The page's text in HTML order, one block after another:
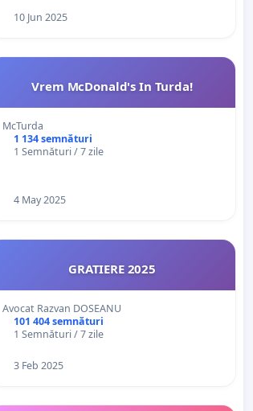
10 Jun 2025
Vrem McDonald's In Turda!
McTurda
1 134 semnături
1 Semnături / 7 zile
4 May 2025
GRATIERE 2025
Avocat Razvan DOSEANU
101 404 semnături
1 Semnături / 7 zile
3 Feb 2025